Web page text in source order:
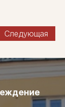
Следующая